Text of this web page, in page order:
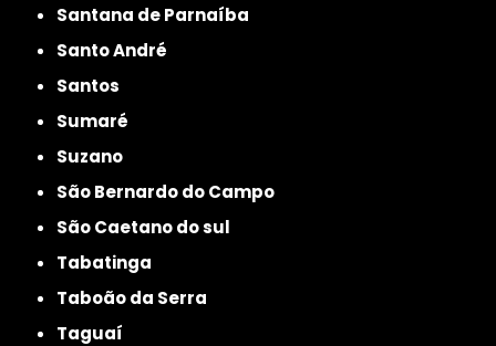
Santana de Parnaíba
Santo André
Santos
Sumaré
Suzano
São Bernardo do Campo
São Caetano do sul
Tabatinga
Taboão da Serra
Taguaí